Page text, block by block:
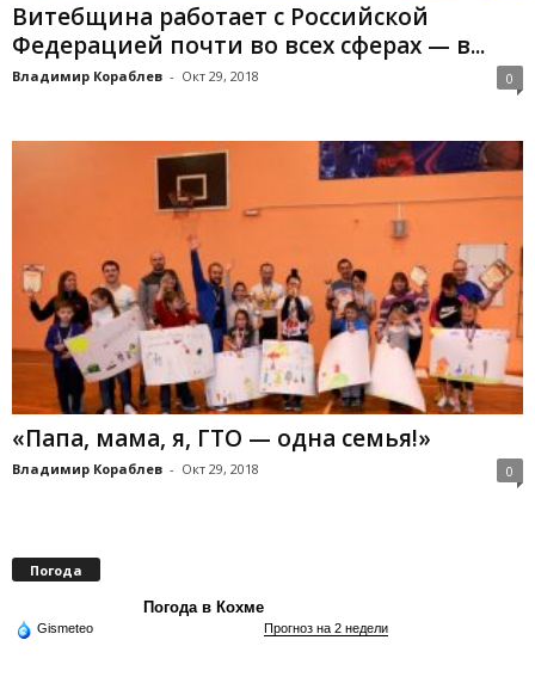
Витебщина работает с Российской
Федерацией почти во всех сферах — в...
Владимир Кораблев - Окт 29, 2018 0
«Папа, мама, я, ГТО — одна семья!»
Владимир Кораблев - Окт 29, 2018 0
Погода
Погода в Кохме
Gismeteo Прогноз на 2 недели